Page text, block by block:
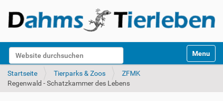
Website durchsuchen
k
Toggle
Startseite Tierparks & Zoos
ZFMK
Regenwald - Schatzkammer des Lebens